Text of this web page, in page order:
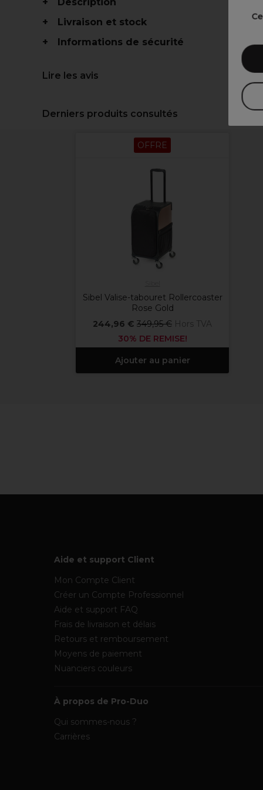
Livraison et stock
Informations de sécurité
Lire les avis
Derniers produits consultés
OFFRE
Sibel Valise-tabouret Rollercoaster
Rose Gold
244,96 € 349,95 € Hors TVA
30% DE REMISE!
Ajouter au panier
Aide et support Client
Mon Compte Client
Créer un Compte Professionnel
Aide et support FAQ
Frais de livraison et délais
Retours et remboursement
Moyens de paiement
Nuanciers couleurs
À propos de Pro-Duo
Qui sommes-nous ?
Carrières